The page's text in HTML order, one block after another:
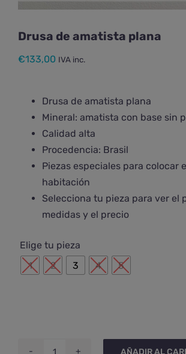
Drusa de amatista plana
€133,00 IVA inc.
Drusa de amatista plana
Mineral: amatista con base sin
Calidad alta
Procedencia: Brasil
Piezas especiales para colocar
habitación
Selecciona tu pieza para ver el
medidas y el precio
Elige tu pieza
1 2 3 4 5
AÑADIR AL